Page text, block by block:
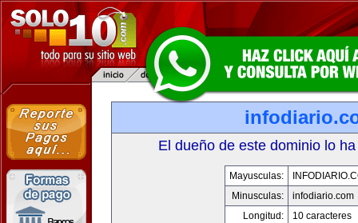
El dueño de este dominio lo
Mayusculas:
Minusculas:
infodiario.com
Longitud:
10 caracteres